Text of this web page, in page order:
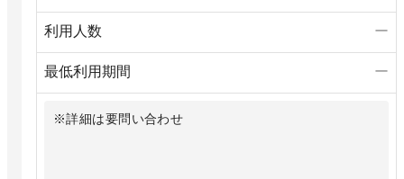
利用人数 ー
最低利用期間 ー
※詳細は要問い合わせ